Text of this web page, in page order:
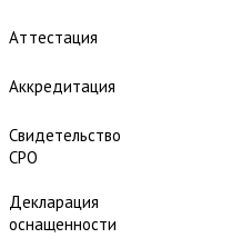
Аттестация
Аккредитация
Свидетельство
СРО
Декларация
оснащенности